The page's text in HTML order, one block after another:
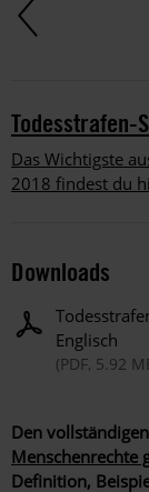
Todesstrafen-
Das Wichtigste
2018 findest du
Downloads
Englisch
(PDF, 5.92
Den
Menschenrechte
Definition,